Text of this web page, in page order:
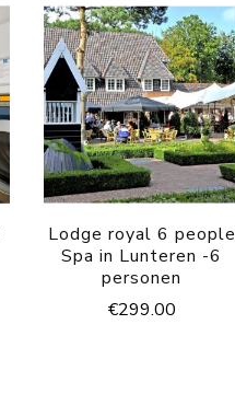
Lodge royal 6 people
Spa in Lunteren -6
personen
€299.00